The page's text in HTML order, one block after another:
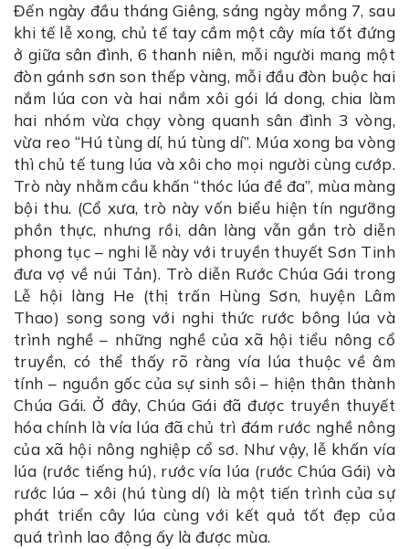
Đến ngày đầu tháng Giêng, sáng ngày mồng 7, sau
khi tế lễ xong, chủ tế tay cầm một cây mía tốt đứng
ở giữa sân đình, 6 thanh niên, mỗi người mang một
đòn gánh sơn son thếp vàng, mỗi đầu đòn buộc hai
nắm lúa con và hai nắm xôi gói lá dong, chia làm
hai nhóm vừa chạy vòng quanh sân đình 3 vòng,
vừa reo “Hú tùng dí, hú tùng dí”. Múa xong ba vòng
thì chủ tế tung lúa và xôi cho mọi người cùng cướp.
Trò này nhằm cầu khấn “thóc lúa đề đa”, mùa màng
bội thu. (Cổ xưa, trò này vốn biểu hiện tín ngưỡng
phồn thực, nhưng rồi, dân làng vẫn gắn trò diễn
phong tục – nghi lễ này với truyền thuyết Sơn Tinh
đưa vợ về núi Tản). Trò diễn Rước Chúa Gái trong
Lễ hội làng He (thị trấn Hùng Sơn, huyện Lâm
Thao) song song với nghi thức rước bông lúa và
trình nghề – những nghề của xã hội tiểu nông cổ
truyền, có thể thấy rõ ràng vía lúa thuộc về âm
tính – nguồn gốc của sự sinh sôi – hiện thân thành
Chúa Gái. Ở đây, Chúa Gái đã được truyền thuyết
hóa chính là vía lúa đã chủ trì đám rước nghề nông
của xã hội nông nghiệp cổ sơ. Như vậy, lễ khấn vía
lúa (rước tiếng hú), rước vía lúa (rước Chúa Gái) và
rước lúa – xôi (hú tùng dí) là một tiến trình của sự
phát triển cây lúa cùng với kết quả tốt đẹp của
quá trình lao động ấy là được mùa.